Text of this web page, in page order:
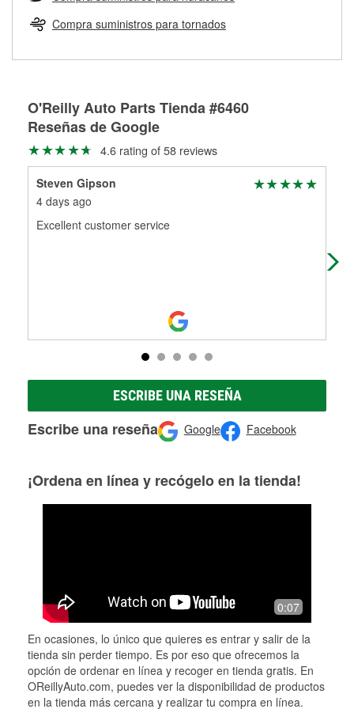
Herramientas de O'Reilly
pueden ser reutilizados, podemos ayudarte a encontrar las
partes de reemplazo correctas para tu reparación.
Rectificación de tambores y discos de freno
Compra suministros para tornados
O'Reilly Auto Parts Tienda #6460
Reseñas de Google
4.6 rating of 58 reviews
Steven Gipson
4 days ago
Excellent customer service
ESCRIBE UNA RESEÑA
Escribe una reseña Google Facebook
¡Ordena en línea y recógelo en la tienda!
0:07
En ocasiones, lo único que quieres es entrar y salir de la
tienda sin perder tiempo. Es por eso que ofrecemos la
opción de ordenar en línea y recoger en tienda gratis. En
OReillyAuto.com, puedes ver la disponibilidad de productos
en la tienda más cercana y realizar tu compra en línea.